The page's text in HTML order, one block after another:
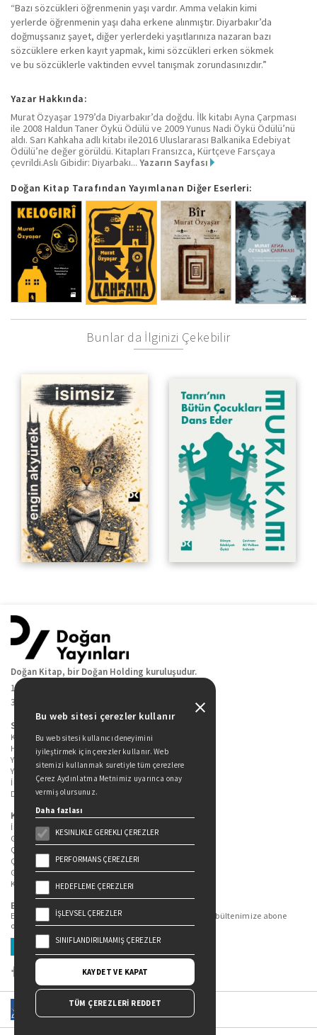
“Bazı sözcükleri öğrenmenin yaşı vardır. Amma velakin kimi
yerlerde öğrenmenin yaşı daha erkene alınmıştır. Diyarbakır’da
doğmuşsanız şayet, diğer yerlerdeki yaşıtlarınıza nazaran bazı
sözcüklere erken kayıt yapmak, kimi sözcükleri erken sökmek
ve bu sözcüklerle vaktinden evvel tanışmak zorundasınızdır.”
Yazar Hakkında:
Murat Özyaşar 1979’da Diyarbakır’da doğdu. İlk kitabı Ayna Çarpması
ile 2008 Haldun Taner Öykü Ödülü ve 2009 Yunus Nadi Öykü Ödülü’nü
aldı. Sarı Kahkaha adlı kitabı ile2016 Uluslararası Balkanika Edebiyat
Ödülü’ne değer görüldü. Kitapları Fransızca, Kürtçeve Farsçaya
çevrildi.Aslı Gibidir: Diyarbakı... Yazarın Sayfası
Doğan Kitap Tarafından Yayımlanan Diğer Eserleri:
Bunlar da İlginizi Çekebilir
Doğan Kitap, bir Doğan Holding kuruluşudur.
19 Mayıs Cad. Golden Plaza No:1 Kat:10
34360 / Şişli / İstanbul
Sitede Yer Alan Sayfalar
Kitaplarımız
Hakkımızda
Yazarlarımız
Yazar Adayları İçin
İletişim
Duygu Asena Roman Ödülü
Kişisel Verilerin Korunması
İlgili Kişi Başvuru Formu
Genel Aydınlatma Metni
Çekiliş Aydınlatma Metni
Çerez Aydınlatma Metni
Gizlilik Politikası
Kullanım Şartları
Bizi Takip Edin...
En güncel kitap ve etkinliklerden haberdar olmak için bültenimize abone
olun.
Üye Ol
Bu web sitesi çerezler kullanır
Bu web sitesi kullanıcı deneyimini
iyileştirmek için çerezler kullanır. Web
sitemizi kullanmak suretiyle tüm çerezlere
Çerez Aydınlatma Metnimiz uyarınca onay
vermiş olursunuz.
Daha fazlası
KESINLIKLE GEREKLI ÇEREZLER
PERFORMANS ÇEREZLERI
HEDEFLEME ÇEREZLERI
İŞLEVSEL ÇEREZLER
SINIFLANDIRILMAMIŞ ÇEREZLER
KAYDET VE KAPAT
TÜM ÇEREZLERİ REDDET